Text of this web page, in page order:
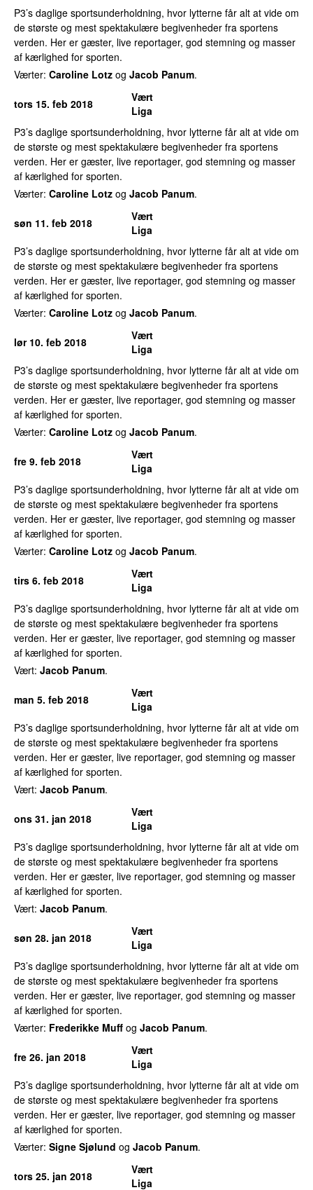
P3’s daglige sportsunderholdning, hvor lytterne får alt at vide om
de største og mest spektakulære begivenheder fra sportens
verden. Her er gæster, live reportager, god stemning og masser
af kærlighed for sporten.
Værter: Caroline Lotz og Jacob Panum.
tors 15. feb 2018
Vært
Liga
P3’s daglige sportsunderholdning, hvor lytterne får alt at vide om
de største og mest spektakulære begivenheder fra sportens
verden. Her er gæster, live reportager, god stemning og masser
af kærlighed for sporten.
Værter: Caroline Lotz og Jacob Panum.
søn 11. feb 2018
Vært
Liga
P3’s daglige sportsunderholdning, hvor lytterne får alt at vide om
de største og mest spektakulære begivenheder fra sportens
verden. Her er gæster, live reportager, god stemning og masser
af kærlighed for sporten.
Værter: Caroline Lotz og Jacob Panum.
lør 10. feb 2018
Vært
Liga
P3’s daglige sportsunderholdning, hvor lytterne får alt at vide om
de største og mest spektakulære begivenheder fra sportens
verden. Her er gæster, live reportager, god stemning og masser
af kærlighed for sporten.
Værter: Caroline Lotz og Jacob Panum.
fre 9. feb 2018
Vært
Liga
P3’s daglige sportsunderholdning, hvor lytterne får alt at vide om
de største og mest spektakulære begivenheder fra sportens
verden. Her er gæster, live reportager, god stemning og masser
af kærlighed for sporten.
Værter: Caroline Lotz og Jacob Panum.
tirs 6. feb 2018
Vært
Liga
P3’s daglige sportsunderholdning, hvor lytterne får alt at vide om
de største og mest spektakulære begivenheder fra sportens
verden. Her er gæster, live reportager, god stemning og masser
af kærlighed for sporten.
Vært: Jacob Panum.
man 5. feb 2018
Vært
Liga
P3’s daglige sportsunderholdning, hvor lytterne får alt at vide om
de største og mest spektakulære begivenheder fra sportens
verden. Her er gæster, live reportager, god stemning og masser
af kærlighed for sporten.
Vært: Jacob Panum.
ons 31. jan 2018
Vært
Liga
P3’s daglige sportsunderholdning, hvor lytterne får alt at vide om
de største og mest spektakulære begivenheder fra sportens
verden. Her er gæster, live reportager, god stemning og masser
af kærlighed for sporten.
Vært: Jacob Panum.
søn 28. jan 2018
Vært
Liga
P3’s daglige sportsunderholdning, hvor lytterne får alt at vide om
de største og mest spektakulære begivenheder fra sportens
verden. Her er gæster, live reportager, god stemning og masser
af kærlighed for sporten.
Værter: Frederikke Muff og Jacob Panum.
fre 26. jan 2018
Vært
Liga
P3’s daglige sportsunderholdning, hvor lytterne får alt at vide om
de største og mest spektakulære begivenheder fra sportens
verden. Her er gæster, live reportager, god stemning og masser
af kærlighed for sporten.
Værter: Signe Sjølund og Jacob Panum.
tors 25. jan 2018
Vært
Liga